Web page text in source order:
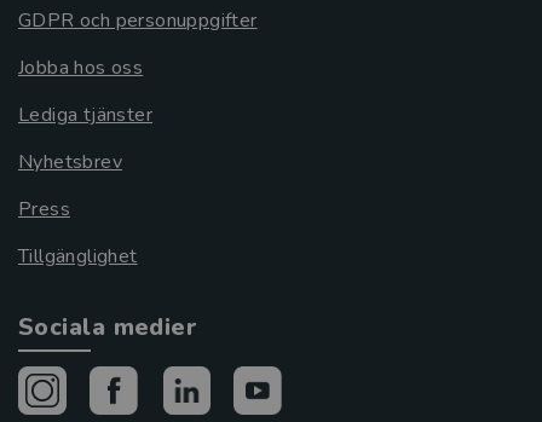
GDPR och personuppgifter
Jobba hos oss
Lediga tjänster
Nyhetsbrev
Press
Tillgänglighet
Sociala medier